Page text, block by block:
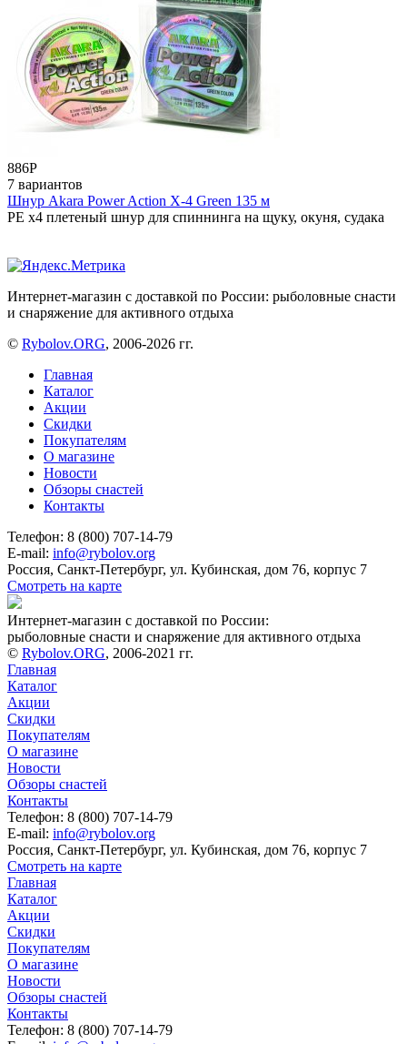
886Р
7 вариантов
Шнур Akara Power Action X-4 Green 135 м
РЕ x4 плетеный шнур для спиннинга на щуку, окуня, судака
Интернет-магазин с доставкой по России: рыболовные снасти
и снаряжение для активного отдыха
© Rybolov.ORG, 2006-2026 гг.
Главная
Каталог
Акции
Скидки
Покупателям
О магазине
Новости
Обзоры снастей
Контакты
Телефон: 8 (800) 707-14-79
E-mail: info@rybolov.org
Россия, Санкт-Петербург, ул. Кубинская, дом 76, корпус 7
Смотреть на карте
Интернет-магазин с доставкой по России:
рыболовные снасти и снаряжение для активного отдыха
© Rybolov.ORG, 2006-2021 гг.
Главная
Каталог
Акции
Скидки
Покупателям
О магазине
Новости
Обзоры снастей
Контакты
Телефон: 8 (800) 707-14-79
E-mail: info@rybolov.org
Россия, Санкт-Петербург, ул. Кубинская, дом 76, корпус 7
Смотреть на карте
Главная
Каталог
Акции
Скидки
Покупателям
О магазине
Новости
Обзоры снастей
Контакты
Телефон: 8 (800) 707-14-79